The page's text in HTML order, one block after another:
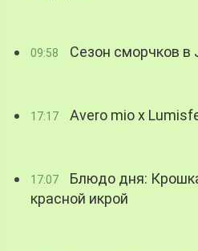
09:58 Сезон сморчков в
17:17 Avero mio x
17:07
Блюдо дня:
красной икрой